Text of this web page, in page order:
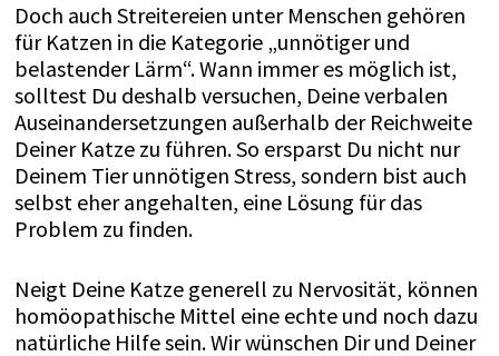
Doch auch Streitereien unter Menschen gehören
für Katzen in die Kategorie „unnötiger und
belastender Lärm“. Wann immer es möglich ist,
solltest Du deshalb versuchen, Deine verbalen
Auseinandersetzungen außerhalb der Reichweite
Deiner Katze zu führen. So ersparst Du nicht nur
Deinem Tier unnötigen Stress, sondern bist auch
selbst eher angehalten, eine Lösung für das
Problem zu finden.
Neigt Deine Katze generell zu Nervosität, können
homöopathische Mittel eine echte und noch dazu
natürliche Hilfe sein. Wir wünschen Dir und Deiner